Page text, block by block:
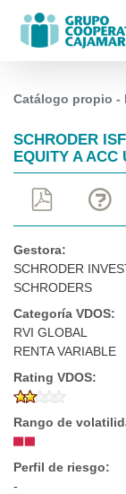
Catálogo propio -
SCHRODER
EQUITY A ACC
Gestora:
SCHRODER
SCHRODERS
Categoría VDOS:
RVI GLOBAL
RENTA VARIABLE
Rating VDOS:
Rango de
Perfil de riesgo:
-